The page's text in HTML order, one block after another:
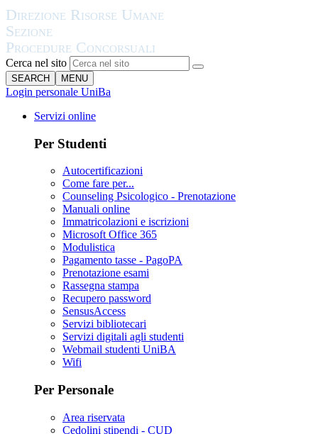
Cerca nel sito
SEARCH MENU
Login personale UniBa
Servizi online
Per Studenti
Autocertificazioni
Come fare per...
Counseling Psicologico - Prenotazione
Manuali online
Immatricolazioni e iscrizioni
Microsoft Office 365
Modulistica
Pagamento tasse - PagoPA
Prenotazione esami
Rassegna stampa
Recupero password
SensusAccess
Servizi bibliotecari
Servizi digitali agli studenti
Webmail studenti UniBA
Wifi
Per Personale
Area riservata
Cedolini stipendi - CUD